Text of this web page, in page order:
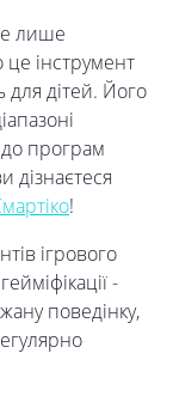
лише
інструмент
для дітей. Його
до програм
дізнаєтеся
!
ігрового
-
поведінку,